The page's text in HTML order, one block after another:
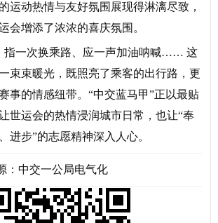
运动热情与友好氛围展现得淋漓尽致，
会增添了浓浓的喜庆氛围。
指一次换乘路、应一声加油呐喊…… 这
束束暖光，既照亮了乘客的出行路，更
事的情感纽带。“中交蓝马甲”正以最贴
世运会的热情浸润城市日常，也让“奉
进步”的志愿精神深入人心。
：中交一公局电气化